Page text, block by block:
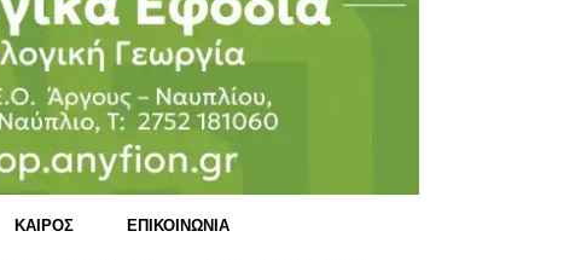
KΑΙΡΟΣ ΕΠΙΚΟΙΝΩΝΙΑ